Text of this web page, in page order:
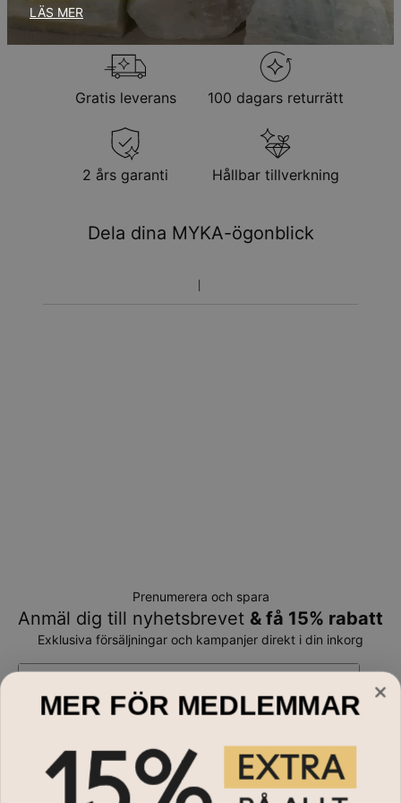
Returpolicy
Observera att personliga smycken är unika och endast kan
returneras för utbyte eller butikskredit
LÄS MER
Gratis leverans 100 dagars returrätt
2 års garanti Hållbar tillverkning
Dela dina MYKA-ögonblick
Prenumerera och spara
Anmäl dig till nyhetsbrevet & få 15% rabatt
Exklusiva försäljningar och kampanjer direkt i din inkorg
Handla till
MER FÖR MEDLEMMAR